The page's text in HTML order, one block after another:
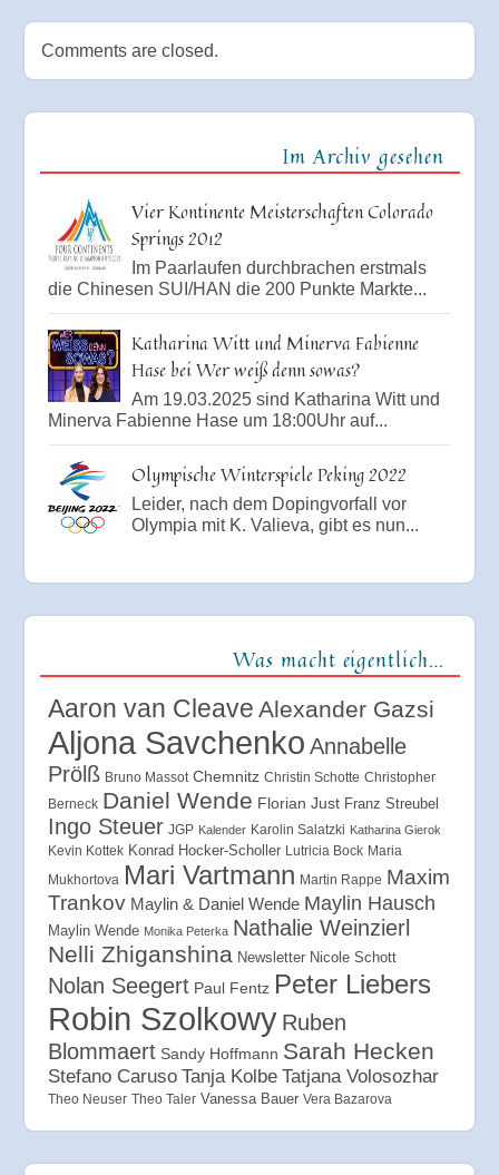
Comments are closed.
Im Archiv gesehen
Vier Kontinente Meisterschaften Colorado
Springs 2012
Im Paarlaufen durchbrachen erstmals
die Chinesen SUI/HAN die 200 Punkte Markte...
Katharina Witt und Minerva Fabienne
Hase bei Wer weiß denn sowas?
Am 19.03.2025 sind Katharina Witt und
Minerva Fabienne Hase um 18:00Uhr auf...
Olympische Winterspiele Peking 2022
Leider, nach dem Dopingvorfall vor
Olympia mit K. Valieva, gibt es nun...
Was macht eigentlich…
Aaron van Cleave Alexander Gazsi
Aljona Savchenko Annabelle
Prölß Bruno Massot Chemnitz Christin Schotte Christopher
Berneck Daniel Wende Florian Just Franz Streubel
Ingo Steuer JGP Kalender Karolin Salatzki Katharina Gierok
Kevin Kottek Konrad Hocker-Scholler Lutricia Bock Maria
Mukhortova Mari Vartmann Martin Rappe Maxim
Trankov Maylin & Daniel Wende Maylin Hausch
Maylin Wende Monika Peterka Nathalie Weinzierl
Nelli Zhiganshina Newsletter Nicole Schott
Nolan Seegert Paul Fentz Peter Liebers
Robin Szolkowy Ruben
Blommaert Sandy Hoffmann Sarah Hecken
Stefano Caruso Tanja Kolbe Tatjana Volosozhar
Theo Neuser Theo Taler Vanessa Bauer Vera Bazarova